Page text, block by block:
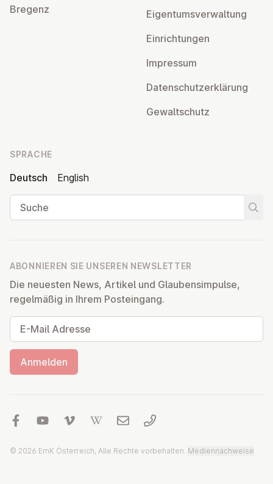
Bregenz
Ei­gen­tums­ver­wal­tung
Ein­rich­tun­gen
Impressum
Da­ten­schutz­er­klä­rung
Ge­walt­schutz
SPRACHE
Deutsch
English
Suche
ABONNIEREN SIE UNSEREN NEWSLETTER
Die neuesten News, Artikel und Glaubensimpulse,
regelmäßig in Ihrem Posteingang.
E-Mail Adresse
Anmelden
© 2026 EmK Österreich, Alle Rechte vorbehalten. Mediennachweise